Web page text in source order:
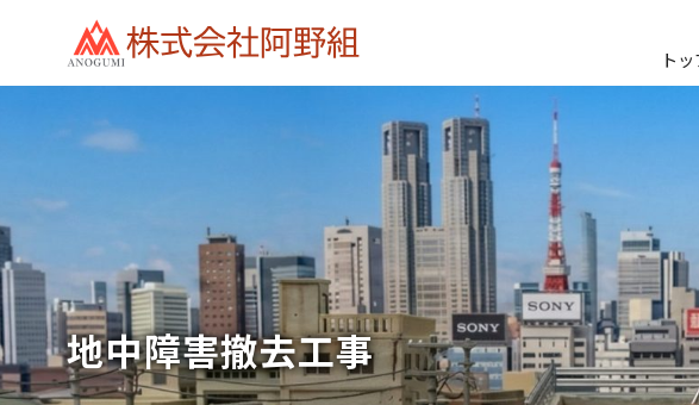
ツ
へ
移
動
ト
地中障害撤去工事